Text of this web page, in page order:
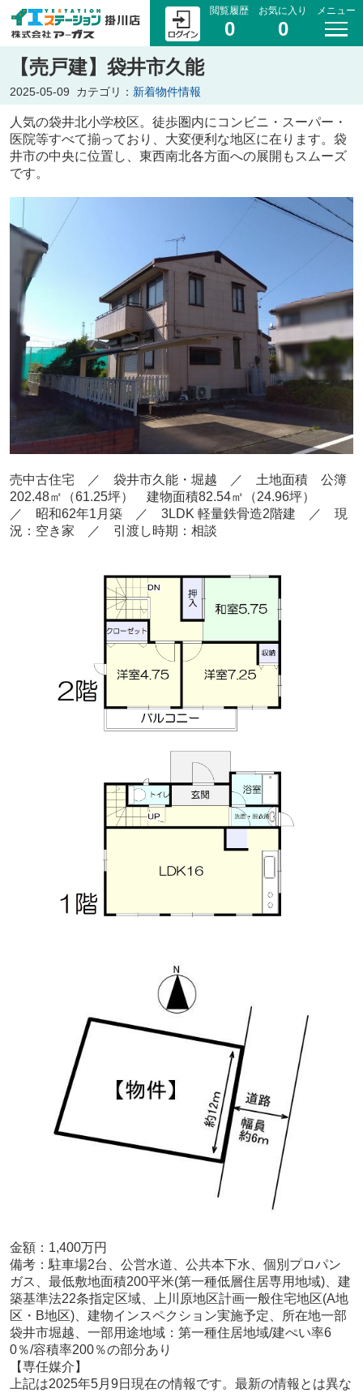
閲覧履歴
0
お気に入り
0
メニュー
【売戸建】袋井市久能
2025-05-09 カテゴリ： 新着物件情報
人気の袋井北小学校区。徒歩圏内にコンビニ・スーパー・
医院等すべて揃っており、大変便利な地区に在ります。袋
井市の中央に位置し、東西南北各方面への展開もスムーズ
です。
売中古住宅 ／ 袋井市久能・堀越
／ 土地面積 公簿
202.48㎡
（61.25坪） 建物面積82.54㎡（24.96坪）
／ 昭和62年1月 築 ／ 3LDK 軽量鉄骨造2階建 ／ 現
況：空き家 ／ 引渡し時期：相談
金額：1,400万円
備考：駐車場2台、公営水道、公共本下水、個別プロパン
ガス、最低敷地面積200平米(第一種低層住居専用地域)、建
築基準法22条指定区域、上川原地区計画一般住宅地区(A地
区・B地区)、建物インスペクション実施予定、所在地一部
袋井市堀越、一部用途地域：第一種住居地域/建ぺい率6
0％/容積率200％の部分あり
【専任媒介 】
上記は2025年5月9日現在の情報です。最新の情報とは異な